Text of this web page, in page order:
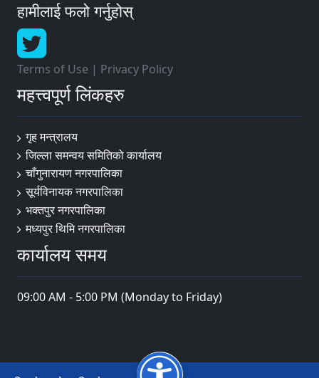
हामीलाई फलो गर्नुहोस्
Terms of Use | Privacy Policy
महत्त्वपूर्ण लिंकहरु
गृह मन्त्रालय
जिल्ला समन्वय समितिको कार्यालय
चाँगुनारायण नगरपालिका
सूर्यविनायक नगरपालिका
भक्तपुर नगरपालिका
मध्यपुर थिमि नगरपालिका
कार्यालय समय
09:00 AM - 5:00 PM (Monday to Friday)